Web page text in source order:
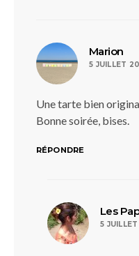
Marion
5 JUILLET
Une tarte bien
Bonne soirée, bises.
RÉPONDRE
Les
5